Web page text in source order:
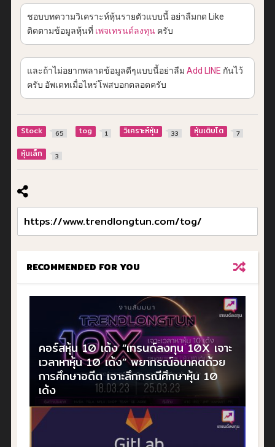
ชอบบทความวิเคราะห์หุ้นรายตัวแบบนี้ อย่าลืมกด Like
ติดตามข้อมูลหุ้นที่ เพจเทรนด์ลงทุนครับ
และถ้าไม่อยากพลาดข้อมูลดีๆแบบนี้อย่าลืม Add LINE กันไว้
ครับ อัพเดทเมื่อไหร่โพสบอกตลอดครับ
Stock 65 tog 1 วิเคราะห์หุ้น 33 หุ้นเติบโต 7
หุ้นเล็ก 3
RECOMMENDED FOR YOU
คอร์สหุ้น 10 เด้ง “เทรนด์ลงทุน 10X เจาะ
เวลาหาหุ้น 10 เด้ง” พยากรณ์อนาคตด้วย
การศึกษาอดีต เจาะลึกกรณีศึกษาหุ้น 10
เด้ง